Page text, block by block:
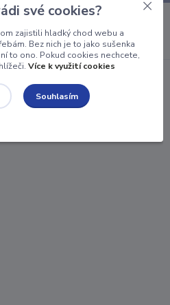
své cookies?
zajistili hladký chod webu a
Bez nich je to jako sušenka
to ono. Pokud cookies nechcete,
Více k využití cookies
Souhlasím